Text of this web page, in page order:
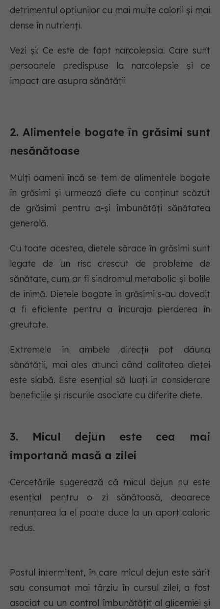
detrimentul opțiunilor cu mai multe calorii și mai
dense în nutrienți.
Vezi și: Ce este de fapt narcolepsia. Care sunt
persoanele predispuse la narcolepsie și ce
impact are asupra sănătății
2. Alimentele bogate în grăsimi sunt
nesănătoase
Mulți oameni încă se tem de alimentele bogate
în grăsimi și urmează diete cu conținut scăzut
de grăsimi pentru a-și îmbunătăți sănătatea
generală.
Cu toate acestea, dietele sărace în grăsimi sunt
legate de un risc crescut de probleme de
sănătate, cum ar fi sindromul metabolic și bolile
de inimă. Dietele bogate în grăsimi s-au dovedit
a fi eficiente pentru a încuraja pierderea în
greutate.
Extremele în ambele direcții pot dăuna
sănătății, mai ales atunci când calitatea dietei
este slabă. Este esențial să luați în considerare
beneficiile și riscurile asociate cu diferite diete.
3. Micul dejun este cea mai
importană masă a zilei
Cercetările sugerează că micul dejun nu este
esențial pentru o zi sănătoasă, deoarece
renunțarea la el poate duce la un aport caloric
redus.
Postul intermitent, în care micul dejun este sărit
sau consumat mai târziu în cursul zilei, a fost
asociat cu un control îmbunătățit al glicemiei și